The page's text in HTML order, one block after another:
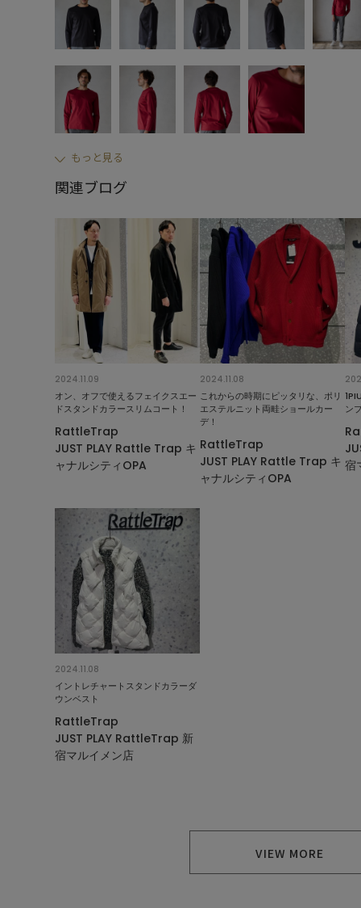
もっと見る
関連ブログ
2024.11.09
オン、オフで使えるフェイクスエー
ドスタンドカラースリムコート！
RattleTrap
JUST PLAY Rattle Trap キ
ャナルシティOPA
2024.11.08
これからの時期にピッタリな、ポリ
エステルニット両畦ショールカー
デ！
RattleTrap
JUST PLAY Rattle Trap キ
ャナルシティOPA
ン
宿
2024.11.08
イントレチャートスタンドカラーダ
ウンベスト
RattleTrap
JUST PLAY RattleTrap 新
宿マルイメン店
VIEW MORE